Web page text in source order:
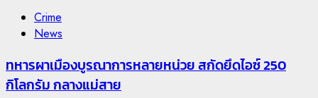
Crime
News
ทหารผาเมืองบูรณาการหลายหน่วย สกัดยึดไอซ์ 250
กิโลกรัม กลางแม่สาย